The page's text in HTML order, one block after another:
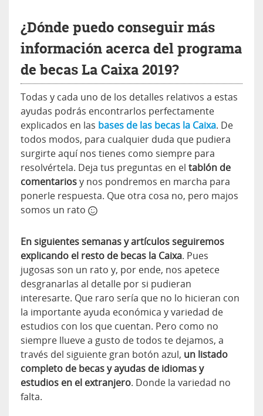
¿Dónde puedo conseguir más
información acerca del programa
de becas La Caixa 2019?
Todas y cada uno de los detalles relativos a estas
ayudas podrás encontrarlos perfectamente
explicados en las bases de las becas la Caixa. De
todos modos, para cualquier duda que pudiera
surgirte aquí nos tienes como siempre para
resolvértela. Deja tus preguntas en el tablón de
comentariosy nos pondremos en marcha para
ponerle respuesta. Que otra cosa no, pero majos
somos un rato
En siguientes semanas y artículos seguiremos
explicando el resto de becas la Caixa. Pues
jugosas son un rato y, por ende, nos apetece
desgranarlas al detalle por si pudieran
interesarte. Que raro sería que no lo hicieran con
la importante ayuda económica y variedad de
estudios con los que cuentan. Pero como no
siempre llueve a gusto de todos te dejamos, a
través del siguiente gran botón azul, un listado
completo de becas y ayudas de idiomas y
estudios en el extranjero. Donde la variedad no
falta.